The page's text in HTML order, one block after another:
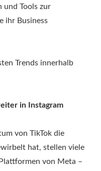
und Tools zur
ihr Business
Trends innerhalb
in Instagram
von TikTok die
hat, stellen viele
von Meta –